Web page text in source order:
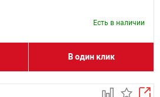
Есть в наличии
В один клик